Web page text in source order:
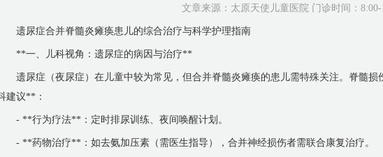
文章来源：太原天使儿童医院 门诊时间：8:00-
遗尿症合并脊髓炎瘫痪患儿的综合治疗与科学护理指南
**一、儿科视角：遗尿症的病因与治疗**
遗尿症（夜尿症）在儿童中较为常见，但合并脊髓炎瘫痪的患儿需特殊关注。脊髓
建议**：
- **行为疗法**：定时排尿训练、夜间唤醒计划。
- **药物治疗**：如去氨加压素（需医生指导），合并神经损伤者需联合康复治疗。